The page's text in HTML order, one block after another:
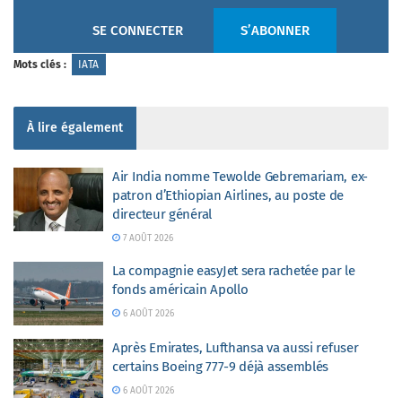
SE CONNECTER S’ABONNER
Mots clés : IATA
À lire également
Air India nomme Tewolde Gebremariam, ex-
patron d’Ethiopian Airlines, au poste de
directeur général
7 AOÛT 2026
La compagnie easyJet sera rachetée par le
fonds américain Apollo
6 AOÛT 2026
Après Emirates, Lufthansa va aussi refuser
certains Boeing 777-9 déjà assemblés
6 AOÛT 2026